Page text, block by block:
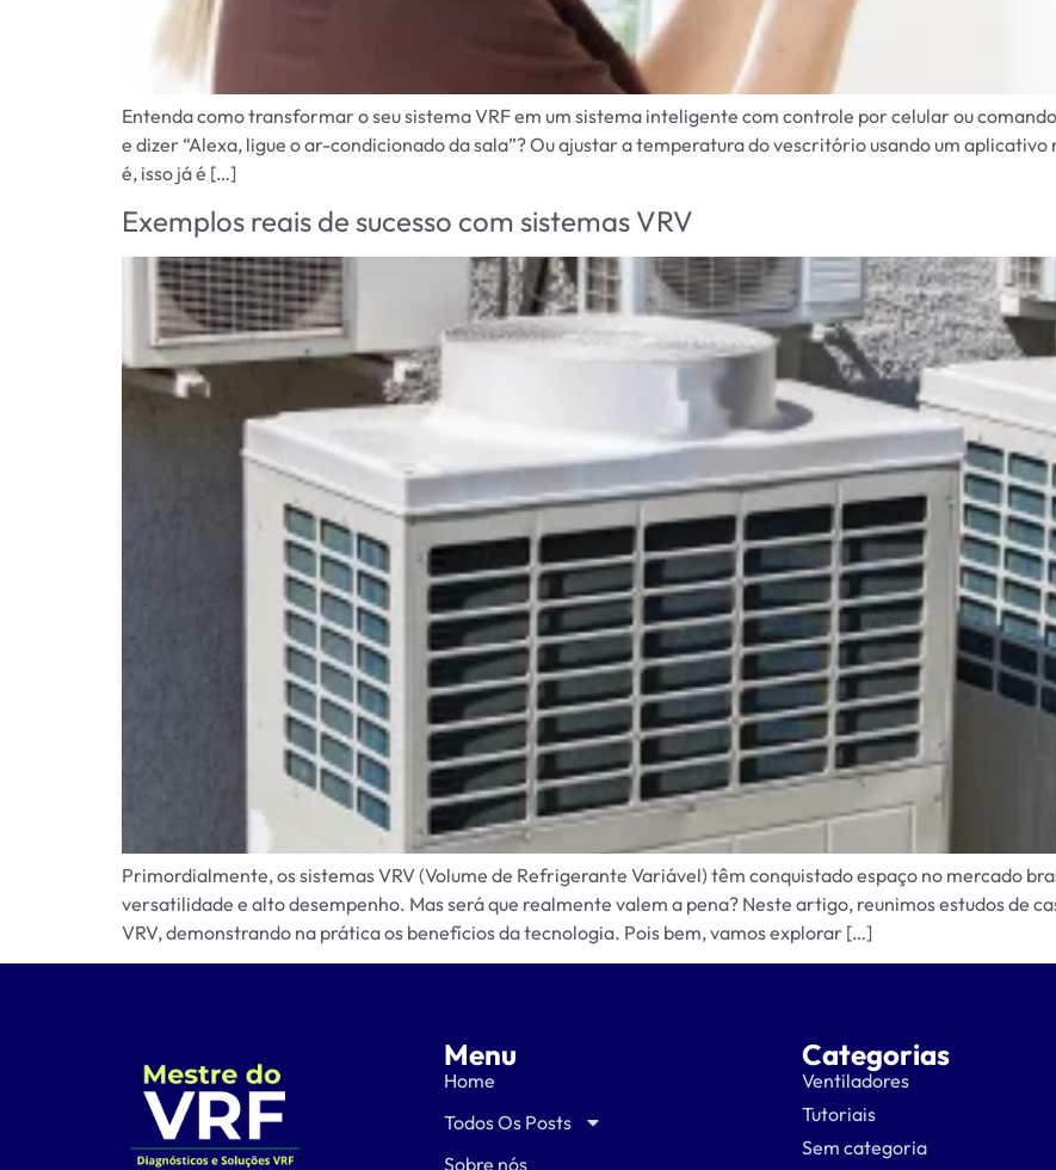
Entenda como transformar o seu sistema VRF em um sistema inteligente com controle por celular ou
e dizer “Alexa, ligue o ar-condicionado da sala”? Ou ajustar a temperatura do vescritório usando um
é, isso já é […]
Exemplos reais de sucesso com sistemas VRV
Primordialmente, os sistemas VRV (Volume de Refrigerante Variável) têm conquistado espaço no mercado
versatilidade e alto desempenho. Mas será que realmente valem a pena? Neste artigo, reunimos estudos de
VRV, demonstrando na prática os benefícios da tecnologia. Pois bem, vamos explorar […]
Menu
Home
Todos Os Posts
Sobre nós
Categorias
Ventiladores
Tutoriais
Sem categoria